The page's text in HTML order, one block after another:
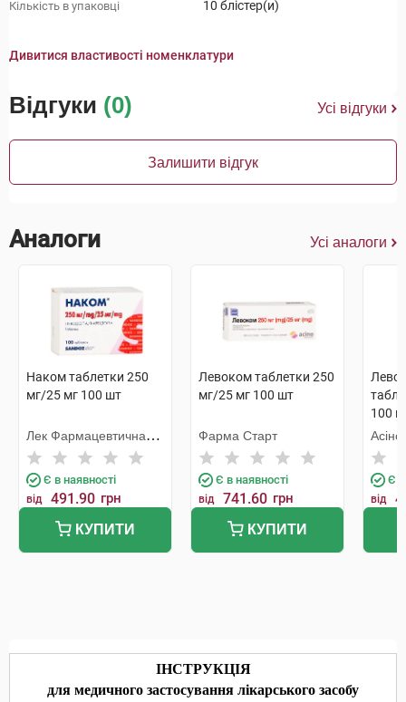
Кількість в упаковці 10 блістер(и)
Дивитися властивості номенклатури
Відгуки (0) Усі відгуки
Залишити відгук
Аналоги Усі аналоги
Наком таблетки 250
мг/25 мг 100 шт
Лек Фармацевтична
компанія
Є в наявності
від 491.90 грн
КУПИТИ
Левоком таблетки 250
мг/25 мг 100 шт
Фарма Старт
Є в наявності
від 741.60 грн
КУПИТИ
100
Є в
від